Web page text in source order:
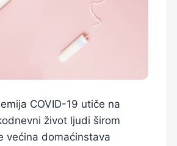
COVID-19 utiče na
život ljudi širom
većina domaćinstava